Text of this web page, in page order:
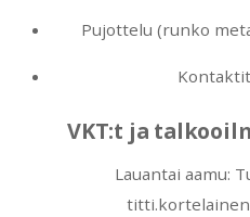
Pujottelu (runko
VKT:t ja
Lauantai aamu: